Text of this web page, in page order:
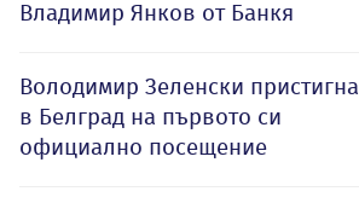
Владимир Янков от Банкя
Володимир Зеленски пристигна
в Белград на първото си
официално посещение